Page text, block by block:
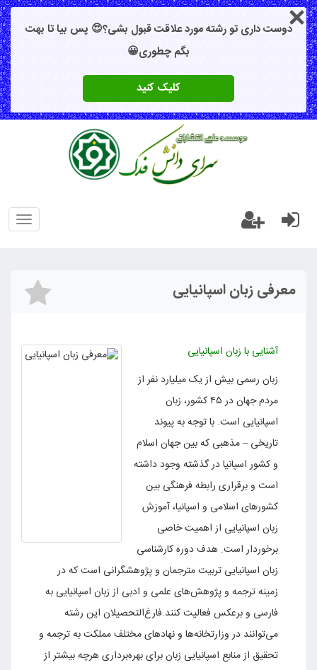
دوست داری تو رشته مورد علاقت قبول بشی؟😍 پس بیا تا بهت
بگم چطوری😀
کلیک کنید
معرفی زبان اسپانیایی
آشنایی با زبان اسپانیایی
زبان رسمی بیش از یک میلیارد نفر از
مردم جهان در ۴۵ کشور، زبان
اسپانیایی است. با توجه به پیوند
تاریخی – مذهبی که بین جهان اسلام
و کشور اسپانیا در گذشته وجود داشته
است و برقراری رابطه فرهنگی بین
کشورهای اسلامی و اسپانیا، آموزش
زبان اسپانیایی از اهمیت خاصی
برخوردار است. هدف دوره کارشناسی
زبان اسپانیایی تربیت مترجمان و پژوهشگرانی است که در
زمینه ترجمه و پژوهش‌های علمی و ادبی از زبان اسپانیایی به
فارسی و برعکس فعالیت کنند.فارغ‌التحصیلان این رشته
می‌توانند در وزارتخانه‌ها و نهادهای مختلف مملکت به ترجمه و
تحقیق از منابع اسپانیایی زبان برای بهره‌برداری هرچه بیشتر از